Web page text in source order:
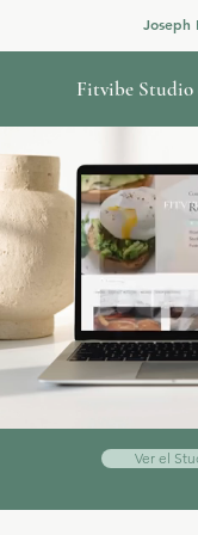
Joseph
Fitvibe Studio
Ver el